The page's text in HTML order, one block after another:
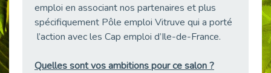
L’alternance pour tous : Cap Emploi 92 et Seine Ouest Entreprise et Emploi mobilisés à Boulogne-Billancourt
Publié le 11/04/2026
emploi en associant nos partenaires et plus
spécifiquement Pôle emploi Vitruve qui a porté
l’action avec les Cap emploi d’Ile-de-France.
Quelles sont vos ambitions pour ce salon ?